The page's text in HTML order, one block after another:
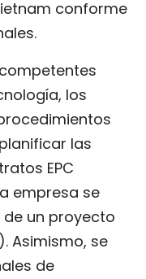
conforme
los
las
EPC
empresa se
un proyecto
Asimismo, se
de